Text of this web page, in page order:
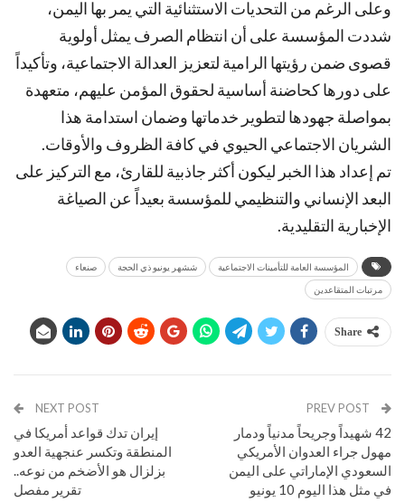
وعلى الرغم من التحديات الاستثنائية التي يمر بها اليمن،
شددت المؤسسة على أن انتظام الصرف يمثل أولوية
قصوى ضمن رؤيتها الرامية لتعزيز العدالة الاجتماعية، وتأكيداً
على دورها كحاضنة أساسية لحقوق المؤمن عليهم، متعهدة
بمواصلة جهودها لتطوير خدماتها وضمان استدامة هذا
الشريان الاجتماعي الحيوي في كافة الظروف والأوقات.
تم إعداد هذا الخبر ليكون أكثر جاذبية للقارئ، مع التركيز على
البعد الإنساني والتنظيمي للمؤسسة بعيداً عن الصياغة
الإخبارية التقليدية.
المؤسسة العامة للتأمينات الاجتماعية ششهر يونيو ذي الحجة صنعاء
مرتبات المتقاعدين
Share
42 شهيداً وجريحاً مدنياً ودمار
مهول جراء العدوان الأمريكي
السعودي الإماراتي على اليمن
في مثل هذا اليوم 10 يونيو
NEXT POST
إيران تدك قواعد أمريكا في
المنطقة وتكسر عنجهية العدو
بزلزال هو الأضخم من نوعه..
تقرير مفصل